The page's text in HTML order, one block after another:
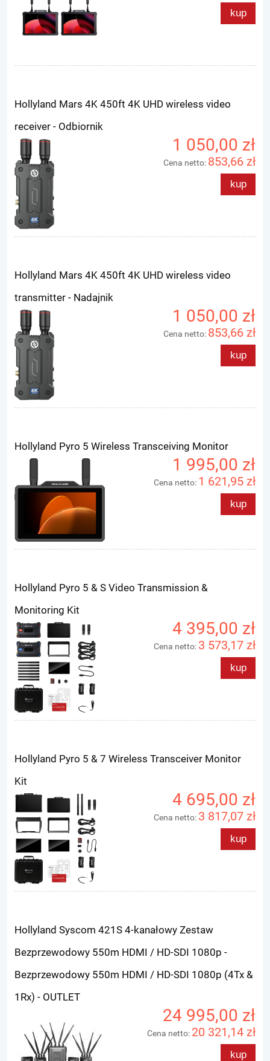
kup
Hollyland Mars 4K 450ft 4K UHD wireless video
receiver - Odbiornik
1 050,00 zł
Cena netto: 853,66 zł
kup
Hollyland Mars 4K 450ft 4K UHD wireless video
transmitter - Nadajnik
1 050,00 zł
Cena netto: 853,66 zł
kup
Hollyland Pyro 5 Wireless Transceiving Monitor
1 995,00 zł
Cena netto: 1 621,95 zł
kup
Hollyland Pyro 5 & S Video Transmission &
Monitoring Kit
4 395,00 zł
Cena netto: 3 573,17 zł
kup
Hollyland Pyro 5 & 7 Wireless Transceiver Monitor
Kit
4 695,00 zł
Cena netto: 3 817,07 zł
kup
Hollyland Syscom 421S 4-kanałowy Zestaw
Bezprzewodowy 550m HDMI / HD-SDI 1080p -
Bezprzewodowy 550m HDMI / HD-SDI 1080p (4Tx &
1Rx) - OUTLET
24 995,00 zł
Cena netto: 20 321,14 zł
kup